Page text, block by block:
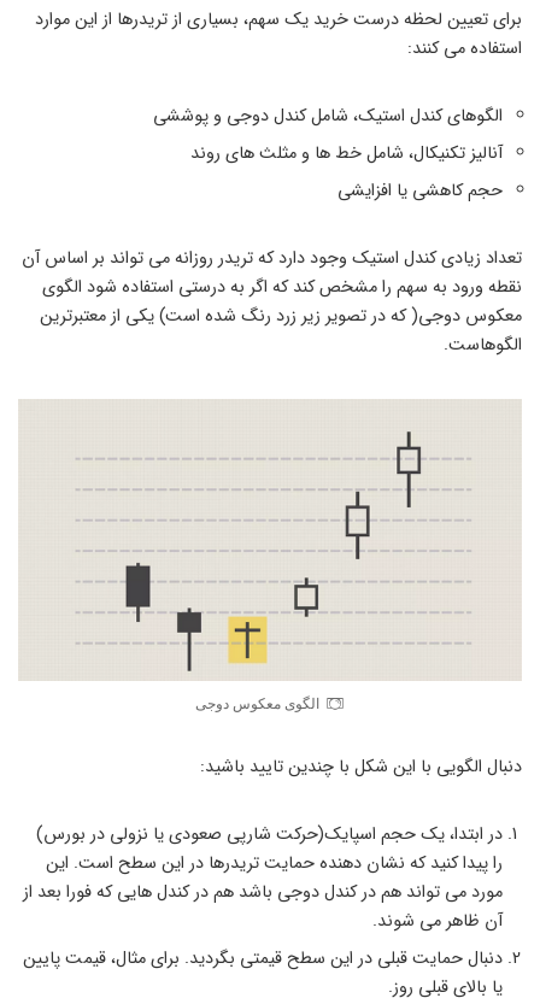
برای تعیین لحظه درست خرید یک سهم، بسیاری از تریدرها از این موارد
استفاده می کنند:
الگوهای کندل استیک، شامل کندل دوجی و پوششی
آنالیز تکنیکال، شامل خط ها و مثلث های روند
حجم کاهشی یا افزایشی
تعداد زیادی کندل استیک وجود دارد که تریدر روزانه می تواند بر اساس آن
نقطه ورود به سهم را مشخص کند که اگر به درستی استفاده شود الگوی
معکوس دوجی( که در تصویر زیر زرد رنگ شده است) یکی از معتبرترین
الگوهاست.
الگوی معکوس دوجی
دنبال الگویی با این شکل با چندین تایید باشید:
در ابتدا، یک حجم اسپایک(حرکت شارپی صعودی یا نزولی در بورس)
را پیدا کنید که نشان دهنده حمایت تریدرها در این سطح است. این
مورد می تواند هم در کندل دوجی باشد هم در کندل هایی که فورا بعد از
آن ظاهر می شوند.
دنبال حمایت قبلی در این سطح قیمتی بگردید. برای مثال، قیمت پایین
یا بالای قبلی روز.